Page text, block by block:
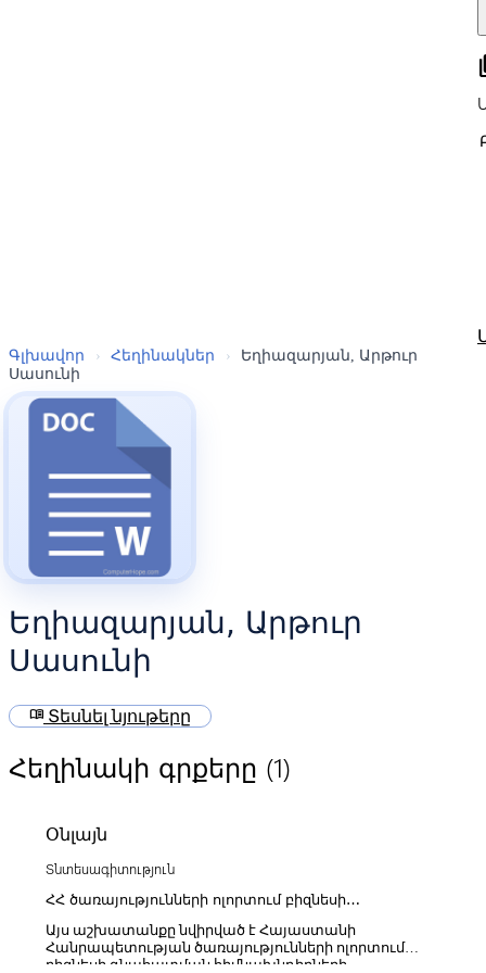
Գլխավոր › Հեղինակներ ›
Եղիազարյան, Արթուր
Սասունի
Եղիազարյան, Արթուր
Սասունի
menu_book Տեսնել նյութերը
Հեղինակի գրքերը (1)
Օնլայն
Տնտեսագիտություն
ՀՀ ծառայությունների ոլորտում բիզնեսի
Այս աշխատանքը նվիրված է Հայաստանի
Հանրապետության ծառայությունների ոլորտում
բիզնեսի գնահատման հիմնախնդիրների